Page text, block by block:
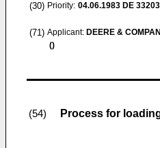
(30) Priority: 04.06.1983 DE
(71) Applicant: DEERE &
()
(54) Process for